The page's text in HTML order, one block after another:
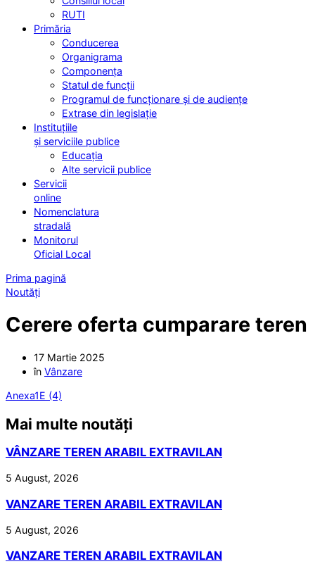
RUTI
Primăria
Conducerea
Organigrama
Componența
Statul de funcții
Programul de funcționare și de audiențe
Extrase din legislație
Instituțiile
și serviciile publice
Educația
Alte servicii publice
Servicii
online
Nomenclatura
stradală
Monitorul
Oficial Local
Prima pagină
Noutăți
Cerere oferta cumparare teren
17 Martie 2025
în Vânzare
Anexa1E (4)
Mai multe noutăți
VÂNZARE TEREN ARABIL EXTRAVILAN
5 August, 2026
VANZARE TEREN ARABIL EXTRAVILAN
5 August, 2026
VANZARE TEREN ARABIL EXTRAVILAN